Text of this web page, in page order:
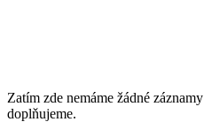
Zatím zde nemáme žádné záznamy
doplňujeme.